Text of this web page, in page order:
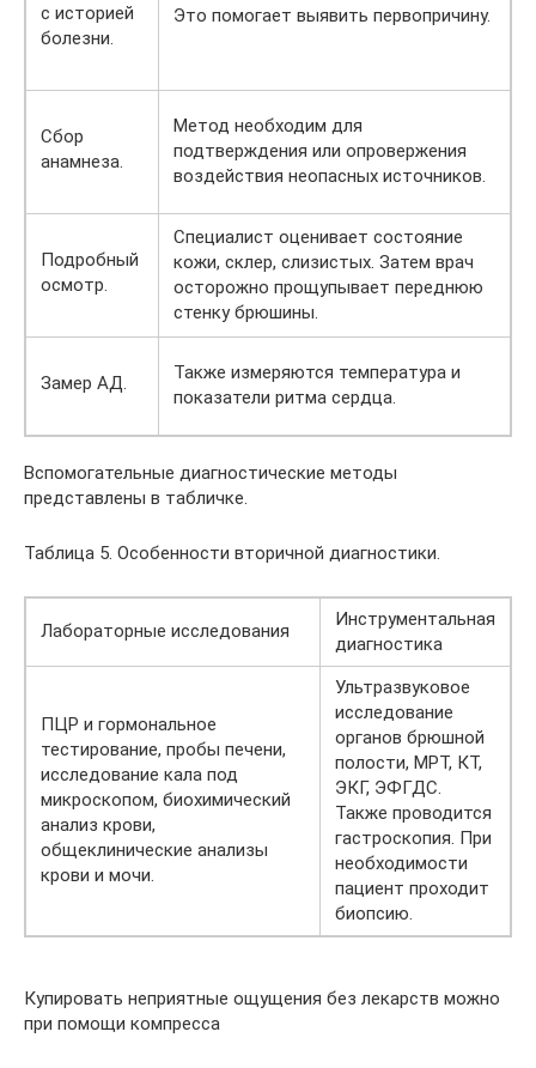
с историей
болезни.
Это помогает выявить первопричину.
Сбор
анамнеза.
Метод необходим для
подтверждения или опровержения
воздействия неопасных источников.
Подробный
осмотр.
Специалист оценивает состояние
кожи, склер, слизистых. Затем врач
осторожно прощупывает переднюю
стенку брюшины.
Замер АД.
Также измеряются температура и
показатели ритма сердца.
Вспомогательные диагностические методы
представлены в табличке.
Таблица 5. Особенности вторичной диагностики.
Лабораторные исследования
Инструментальная
диагностика
ПЦР и гормональное
тестирование, пробы печени,
исследование кала под
микроскопом, биохимический
анализ крови,
общеклинические анализы
крови и мочи.
Ультразвуковое
исследование
органов брюшной
полости, МРТ, КТ,
ЭКГ, ЭФГДС.
Также проводится
гастроскопия. При
необходимости
пациент проходит
биопсию.
Купировать неприятные ощущения без лекарств можно
при помощи компресса